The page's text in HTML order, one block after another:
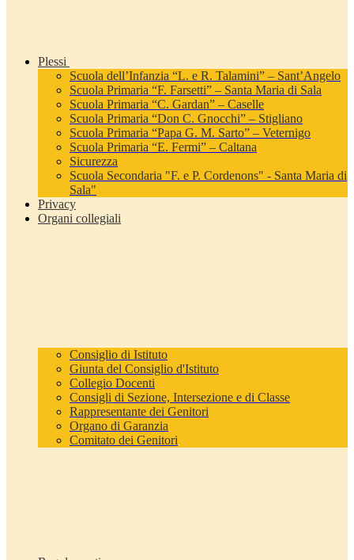
Plessi
Scuola dell’Infanzia “L. e R. Talamini” – Sant’Angelo
Scuola Primaria “F. Farsetti” – Santa Maria di Sala
Scuola Primaria “C. Gardan” – Caselle
Scuola Primaria “Don C. Gnocchi” – Stigliano
Scuola Primaria “Papa G. M. Sarto” – Veternigo
Scuola Primaria “E. Fermi” – Caltana
Sicurezza
Scuola Secondaria "F. e P. Cordenons" - Santa Maria di
Sala"
Privacy
Organi collegiali
Consiglio di Istituto
Giunta del Consiglio d'Istituto
Collegio Docenti
Consigli di Sezione, Intersezione e di Classe
Rappresentante dei Genitori
Organo di Garanzia
Comitato dei Genitori